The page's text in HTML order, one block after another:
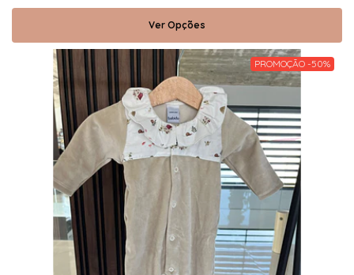
Ver Opções
PROMOÇÃO -50%